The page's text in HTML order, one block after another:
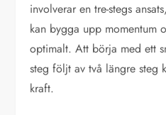
involverar en tre-stegs
kan bygga upp momentum
optimalt. Att börja med ett
steg följt av två längre steg
kraft.